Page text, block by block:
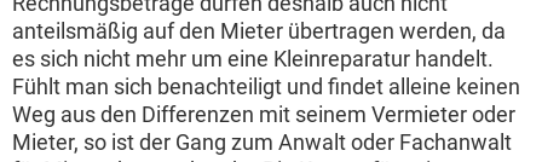
anteilsmäßig auf den Mieter übertragen werden, da
es sich nicht mehr um eine Kleinreparatur handelt.
Fühlt man sich benachteiligt und findet alleine keinen
Weg aus den Differenzen mit seinem Vermieter oder
Mieter, so ist der Gang zum Anwalt oder Fachanwalt